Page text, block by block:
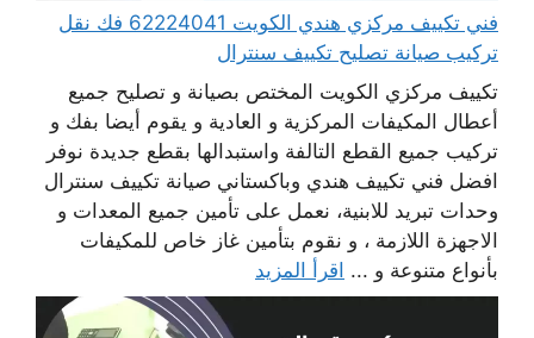
فني تكييف مركزي هندي الكويت 62224041 فك نقل
تركيب صيانة تصليح تكييف سنترال
تكييف مركزي الكويت المختص بصيانة و تصليح جميع
أعطال المكيفات المركزية و العادية و يقوم أيضا بفك و
تركيب جميع القطع التالفة واستبدالها بقطع جديدة نوفر
افضل فني تكييف هندي وباكستاني صيانة تكييف سنترال
وحدات تبريد للابنية، نعمل على تأمين جميع المعدات و
الاجهزة اللازمة ، و نقوم بتأمين غاز خاص للمكيفات
بأنواع متنوعة و ... اقرأ المزيد